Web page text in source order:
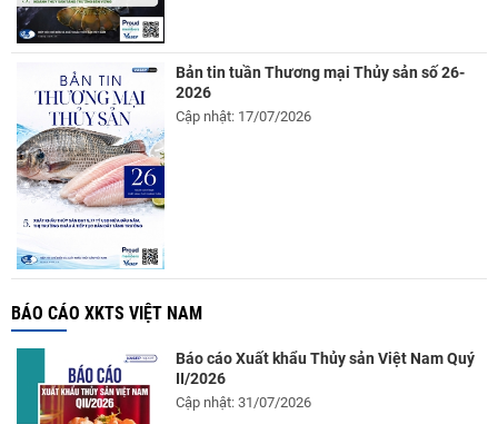
Bản tin tuần Thương mại Thủy sản số 26-
2026
Cập nhật: 17/07/2026
BÁO CÁO XKTS VIỆT NAM
Báo cáo Xuất khẩu Thủy sản Việt Nam Quý
II/2026
Cập nhật: 31/07/2026